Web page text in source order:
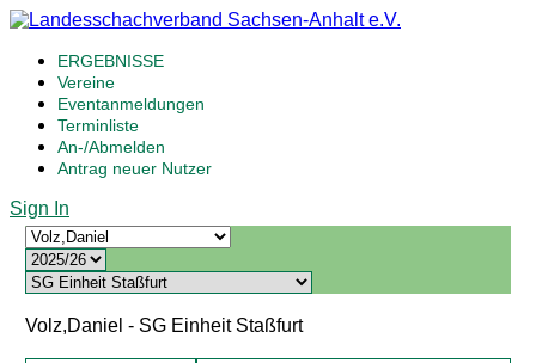
ERGEBNISSE
Vereine
Eventanmeldungen
Terminliste
An-/Abmelden
Antrag neuer Nutzer
Sign In
Volz,Daniel - SG Einheit Staßfurt